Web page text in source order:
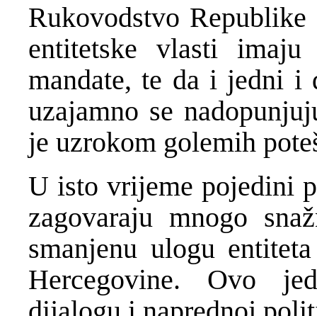
Rukovodstvo
entitetske vlasti
mandate, te da i jedni i
uzajamno se
je uzrokom golemih
U isto vrijeme pojedini
zagovaraju mnogo
smanjenu ulogu
Hercegovine. Ovo